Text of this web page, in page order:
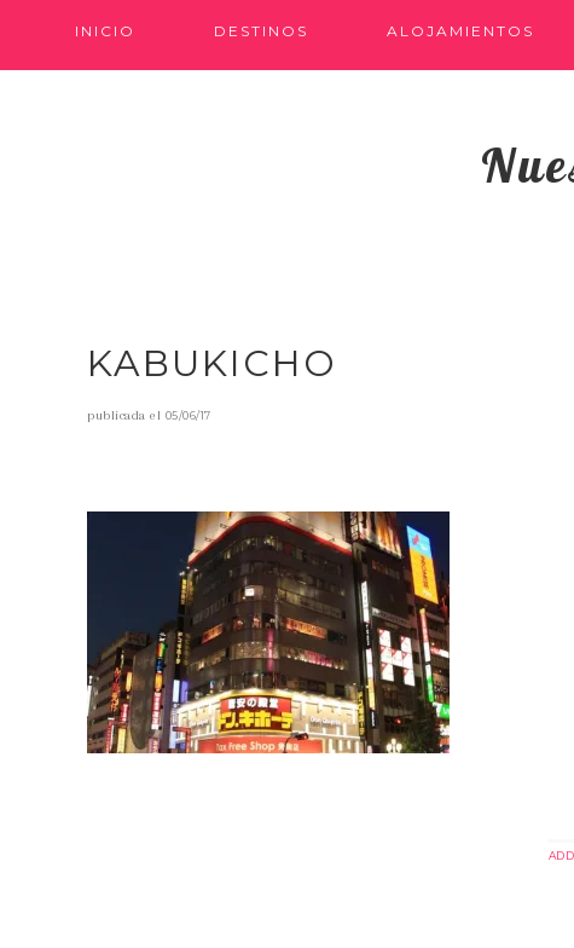
INICIO DESTINOS ALOJAMIENTOS
KABUKICHO
publicada el 05/06/17